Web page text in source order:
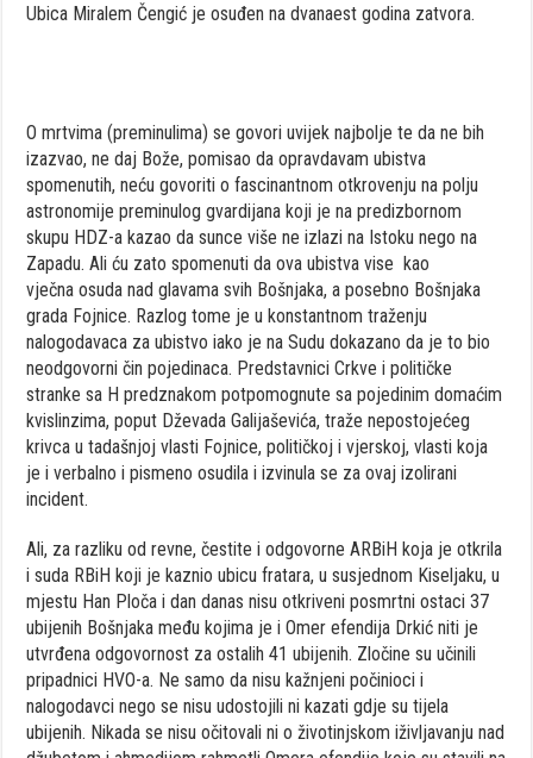
Ubica Miralem Čengić je osuđen na dvanaest godina zatvora.
O mrtvima (preminulima) se govori uvijek najbolje te da ne bih
izazvao, ne daj Bože, pomisao da opravdavam ubistva
spomenutih, neću govoriti o fascinantnom otkrovenju na polju
astronomije preminulog gvardijana koji je na predizbornom
skupu HDZ-a kazao da sunce više ne izlazi na Istoku nego na
Zapadu. Ali ću zato spomenuti da ova ubistva vise kao
vječna osuda nad glavama svih Bošnjaka, a posebno Bošnjaka
grada Fojnice. Razlog tome je u konstantnom traženju
nalogodavaca za ubistvo iako je na Sudu dokazano da je to bio
neodgovorni čin pojedinaca. Predstavnici Crkve i političke
stranke sa H predznakom potpomognute sa pojedinim domaćim
kvislinzima, poput Dževada Galijaševića, traže nepostojećeg
krivca u tadašnjoj vlasti Fojnice, političkoj i vjerskoj, vlasti koja
je i verbalno i pismeno osudila i izvinula se za ovaj izolirani
incident.
Ali, za razliku od revne, čestite i odgovorne ARBiH koja je otkrila
i suda RBiH koji je kaznio ubicu fratara, u susjednom Kiseljaku, u
mjestu Han Ploča i dan danas nisu otkriveni posmrtni ostaci 37
ubijenih Bošnjaka među kojima je i Omer efendija Drkić niti je
utvrđena odgovornost za ostalih 41 ubijenih. Zločine su učinili
pripadnici HVO-a. Ne samo da nisu kažnjeni počinioci i
nalogodavci nego se nisu udostojili ni kazati gdje su tijela
ubijenih. Nikada se nisu očitovali ni o životinjskom iživljavanju nad